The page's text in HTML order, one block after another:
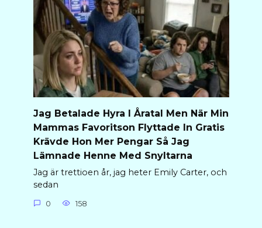
Jag Betalade Hyra I Åratal Men När Min
Mammas Favoritson Flyttade In Gratis
Krävde Hon Mer Pengar Så Jag
Lämnade Henne Med Snyltarna
Jag är trettioen år, jag heter Emily Carter, och
sedan
0 158